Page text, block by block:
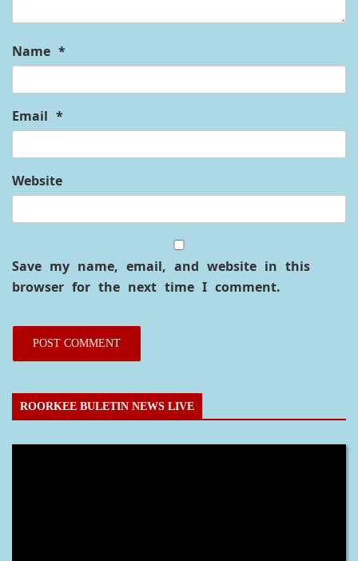
Name *
Email *
Website
Save my name, email, and website in this
browser for the next time I comment.
ROORKEE BULETIN NEWS LIVE